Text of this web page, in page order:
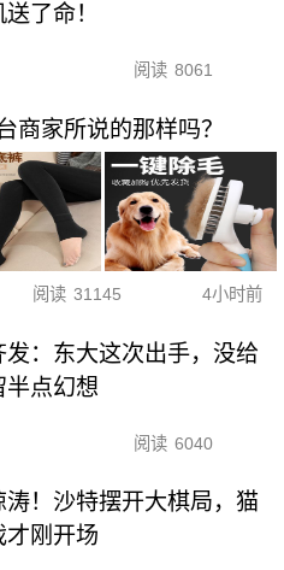
了命！
阅读 8061
商家所说的那样吗？
阅读 31145 4小时前
发：东大这次出手，没给
半点幻想
阅读 6040
涛！沙特摆开大棋局，猫
才刚开场